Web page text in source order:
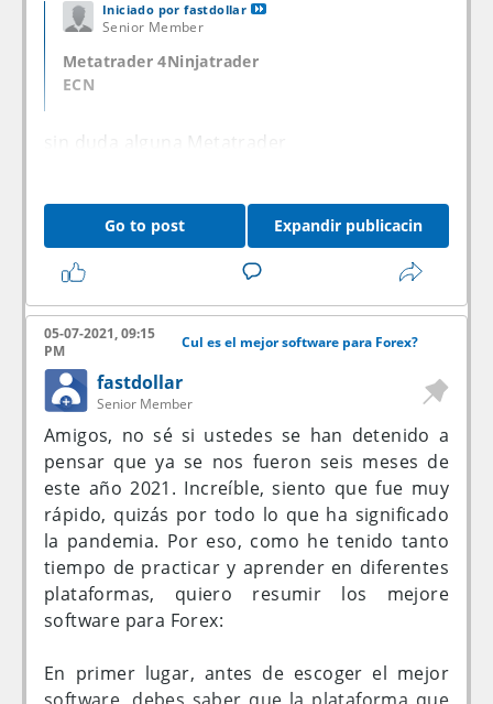
Iniciado porfastdollar
Senior Member
Metatrader 4Ninjatrader
ECN
sin duda alguna Metatrader
Go to post Expandir publicacin
05-07-2021, 09:15
PM
Cul es el mejor software para Forex?
fastdollar
Senior Member
Amigos, no sé si ustedes se han detenido a
pensar que ya se nos fueron seis meses de
este año 2021. Increíble, siento que fue muy
rápido, quizás por todo lo que ha significado
la pandemia. Por eso, como he tenido tanto
tiempo de practicar y aprender en diferentes
plataformas, quiero resumir los mejore
software para Forex:
En primer lugar, antes de escoger el mejor